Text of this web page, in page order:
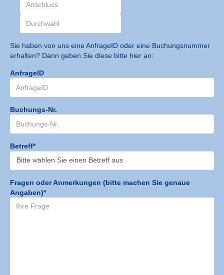
Sie haben von uns eine AnfrageID oder eine Buchungsnummer
erhalten? Dann geben Sie diese bitte hier an:
AnfrageID
Buchungs-Nr.
Betreff*
Fragen oder Anmerkungen (bitte machen Sie genaue
Angaben)*